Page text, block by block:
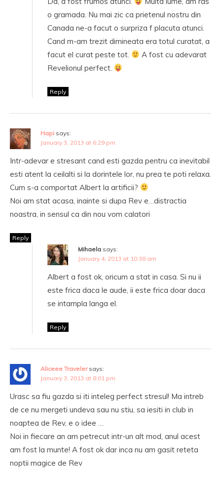
o gramada. Nu mai zic ca prietenul nostru din
Canada ne-a facut o surpriza f placuta atunci.
Cand m-am trezit dimineata era totul curatat, a
facut el curat peste tot.
A fost cu adevarat
Revelionul perfect.
Reply
Hapi says:
January 3, 2013 at 6:29 pm
Intr-adevar e stresant cand esti gazda pentru ca inevitabil
esti atent la ceilalti si la dorintele lor, nu prea te poti relaxa.
Cum s-a comportat Albert la artificii?
Noi am stat acasa, inainte si dupa Rev e…distractia
noastra, in sensul ca din nou vom calatori
Reply
Mihaela says:
January 4, 2013 at 10:38 am
Albert a fost ok, oricum a stat in casa. Si nu ii
este frica daca le aude, ii este frica doar daca
se intampla langa el.
Reply
Aliceee Traveler says:
January 3, 2013 at 8:01 pm
Urasc sa fiu gazda si iti inteleg perfect stresul! Ma intreb
de ce nu mergeti undeva sau nu stiu, sa iesiti in club in
noaptea de Rev, e o idee …
Noi in fiecare an am petrecut intr-un alt mod, anul acest
am fost la munte! A fost ok dar inca nu am gasit reteta
noptii magice de Rev